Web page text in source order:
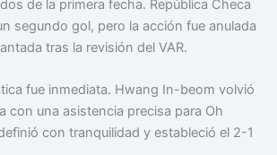
de la primera fecha. República Checa
segundo gol, pero la acción fue anulada
tras la revisión del VAR.
fue inmediata. Hwang In-beom volvió
con una asistencia precisa para Oh
con tranquilidad y estableció el 2-1